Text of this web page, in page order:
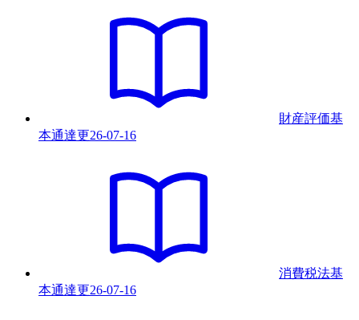
財産評価基
本通達更26-07-16
消費税法基
本通達更26-07-16